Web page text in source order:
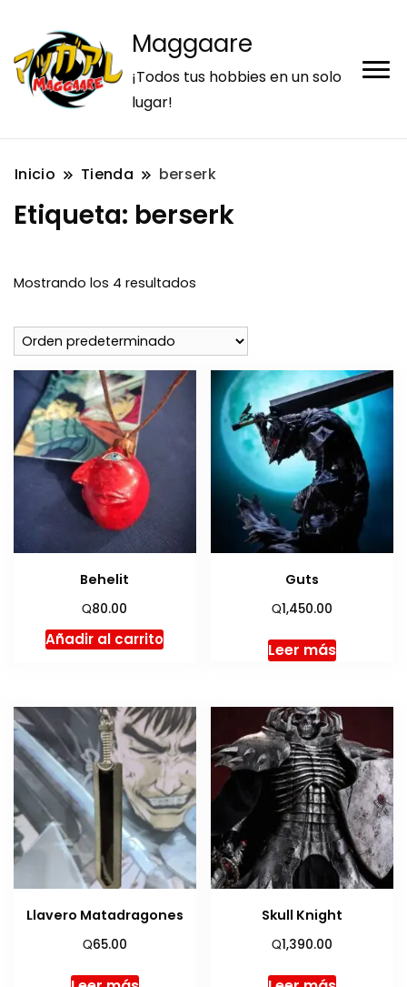
Maggaare
¡Todos tus hobbies en un solo
lugar!
Inicio Tienda berserk
Etiqueta: berserk
Mostrando los 4 resultados
Behelit
Q80.00
Añadir al carrito
Guts
Q1,450.00
Leer más
Llavero Matadragones
Q65.00
Skull Knight
Q1,390.00